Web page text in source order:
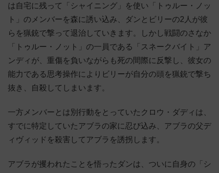
は自宅に残って「シャイニング」を使い「トゥルー・ノッ
ト」のメンバーを森に誘い込み、ダンとビリーの2人が彼
らを猟銃で撃って退治していきます。しかし戦闘のさなか
「トゥルー・ノット」の一員である「スネークバイト」ア
ンディが、重傷を負いながらも死の間際に反撃し、彼女の
能力である思考操作によりビリーが自分の頭を猟銃で撃ち
抜き、自殺してしまいます。
一方メンバーとは別行動をとっていたクロウ・ダディは、
すでに特定していたアブラの家に忍び込み、アブラの父デ
ィヴィッドを殺害してアブラを誘拐します。
アブラが攫われたことを悟ったダンは、ついに自身の「シ